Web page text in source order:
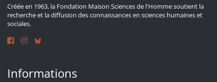
Créée en 1963, la Fondation Maison Sciences de l'Homme soutient la
recherche et la diffusion des connaissances en sciences humaines et
sociales.
Informations